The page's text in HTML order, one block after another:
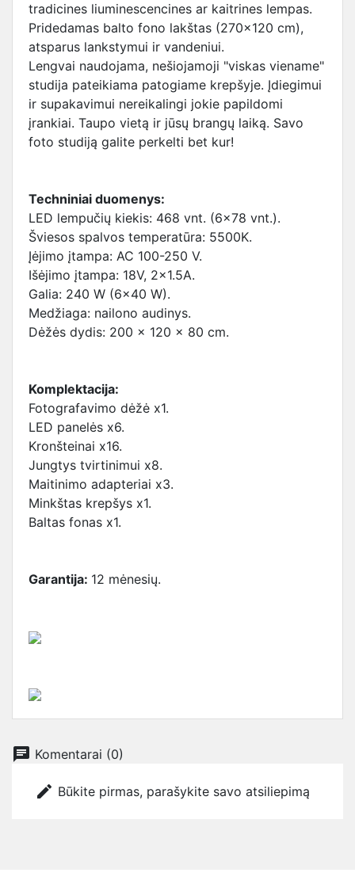
tradicines liuminescencines ar kaitrines lempas.
Pridedamas balto fono lakštas (270x120 cm),
atsparus lankstymui ir vandeniui.
Lengvai naudojama, nešiojamoji "viskas viename"
studija pateikiama patogiame krepšyje. Įdiegimui
ir supakavimui nereikalingi jokie papildomi
įrankiai. Taupo vietą ir jūsų brangų laiką. Savo
foto studiją galite perkelti bet kur!
Techniniai duomenys:
LED lempučių kiekis: 468 vnt. (6x78 vnt.).
Šviesos spalvos temperatūra: 5500K.
Įėjimo įtampa: AC 100-250 V.
Išėjimo įtampa: 18V, 2x1.5A.
Galia: 240 W (6x40 W).
Medžiaga: nailono audinys.
Dėžės dydis: 200 x 120 x 80 cm.
Komplektacija:
Fotografavimo dėžė x1.
LED panelės x6.
Kronšteinai x16.
Jungtys tvirtinimui x8.
Maitinimo adapteriai x3.
Minkštas krepšys x1.
Baltas fonas x1.
Garantija: 12 mėnesių.
chat Komentarai (0)
edit Būkite pirmas, parašykite savo atsiliepimą